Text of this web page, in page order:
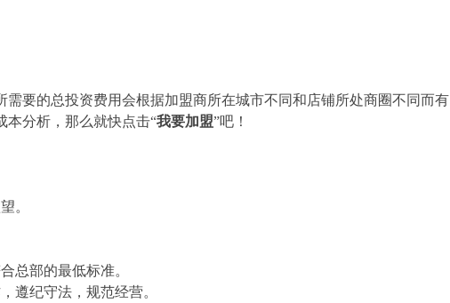
要的总投资费用会根据加盟商所在城市不同和店铺所处商圈不同而有
本分析，那么就快点击“我要加盟”吧！
。
总部的最低标准。
遵纪守法，规范经营。